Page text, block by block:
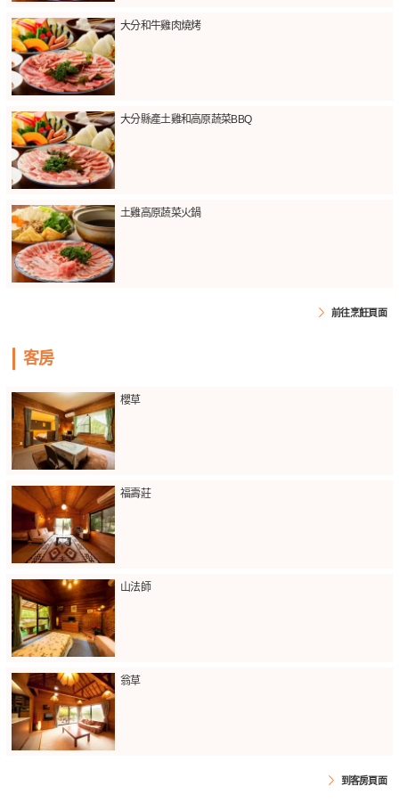
大分和牛雞肉燒烤
大分縣產土雞和高原蔬菜BBQ
土雞高原蔬菜火鍋
前往烹飪頁面
客房
櫻草
福壽莊
山法師
翁草
到客房頁面